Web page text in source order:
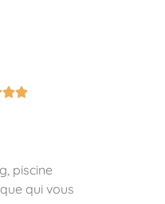

piscine
qui vous